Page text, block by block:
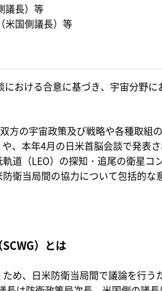
議長）等
米国側議長）等
における合意に基づき、宇宙分野
方の宇宙政策及び戦略や各種取組
、本年4月の日米首脳会談で発表
道（LEO）の探知・追尾の衛星コ
衛当局間の協力について包括的な
）とは
め、日米防衛当局間で議論を行う